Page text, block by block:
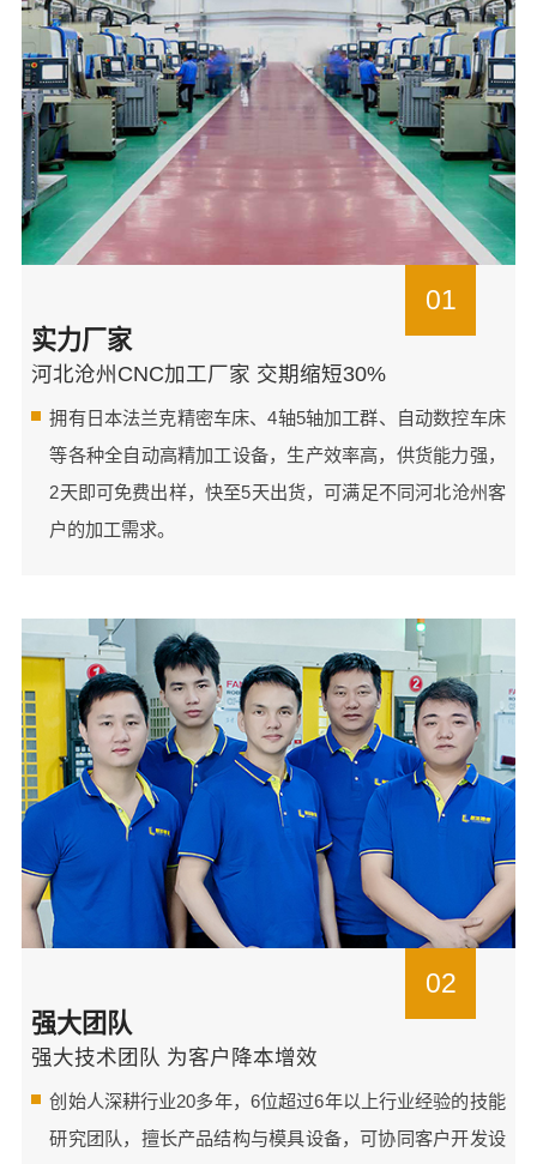
01
实力厂家
河北沧州CNC加工厂家 交期缩短30%
拥有日本法兰克精密车床、4轴5轴加工群、自动数控车床
等各种全自动高精加工设备，生产效率高，供货能力强，
2天即可免费出样，快至5天出货，可满足不同河北沧州客
户的加工需求。
02
强大团队
强大技术团队 为客户降本增效
创始人深耕行业20多年，6位超过6年以上行业经验的技能
研究团队，擅长产品结构与模具设备，可协同客户开发设